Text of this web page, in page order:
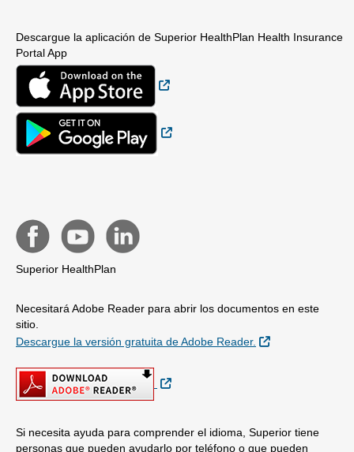
Descargue la aplicación de Superior HealthPlan Health Insurance
Portal App
Superior HealthPlan
Necesitará Adobe Reader para abrir los documentos en este
sitio.
Descargue la versión gratuita de Adobe Reader.
Sitio Externo
Sitio Externo
Si necesita ayuda para comprender el idioma, Superior tiene
personas que pueden ayudarlo por teléfono o que pueden